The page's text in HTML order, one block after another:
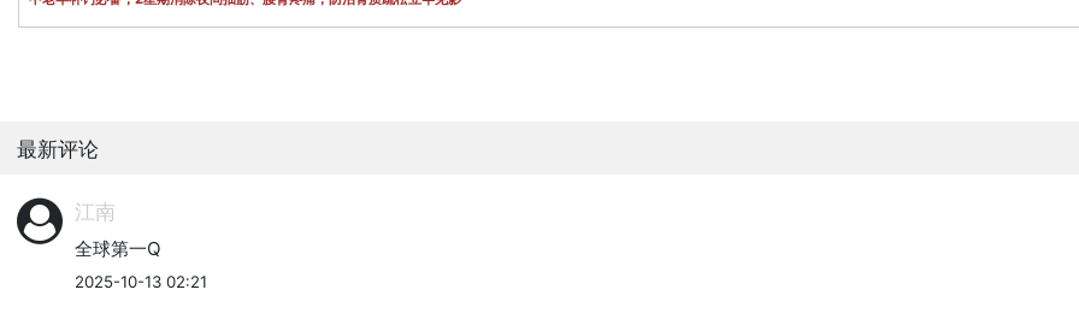
最新评论
江南
全球第一Q
2025-10-13 02:21